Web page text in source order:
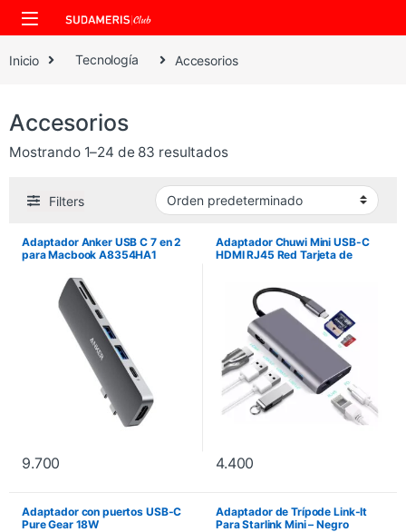
Skip to navigation
Skip to content
Inicio Tecnología Accesorios
Accesorios
Mostrando 1–24 de 83 resultados
Filters
Adaptador Anker USB C 7 en 2
para Macbook A8354HA1
9.700
Adaptador Chuwi Mini USB-C
HDMI RJ45 Red Tarjeta de
4.400
Adaptador con puertos USB-C
Pure Gear 18W
Adaptador de Trípode Link-It
Para Starlink Mini – Negro